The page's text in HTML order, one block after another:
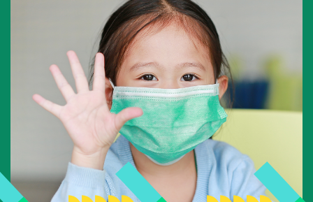
Concours national pour la relève scientifique
Fonds de jumelage des Bâtisseurs
Campagne annuelle
Campagnes des dernières années
À propos
À propos de la Fondation
Histoire
Équipe